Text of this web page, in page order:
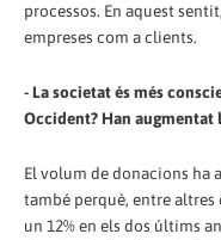
processos. En aquest
empreses com a clients.
- La societat és més
Occident? Han augmentat
El volum de donacions ha
també perquè, entre
un 12% en els dos últims